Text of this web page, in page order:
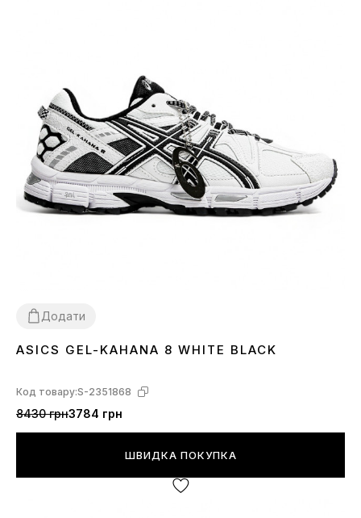
Додати
36 373839404142434445
ASICS GEL-KAHANA 8 WHITE BLACK
Код товару:S-2351868
8430 грн3784 грн
ШВИДКА ПОКУПКА